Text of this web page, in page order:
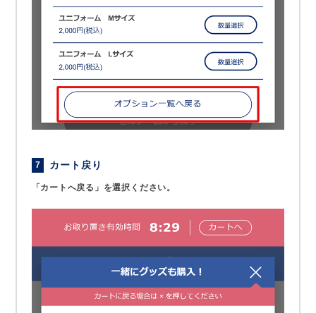
7 カート戻り
「カートへ戻る」を選択ください。